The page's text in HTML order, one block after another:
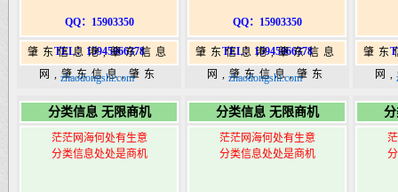
QQ：15903350
TEL：15945066378
肇东信息港,肇东信息
网,肇东信息,肇东
港|www.zhaodongshi.com
zhaodongshi.com
QQ：15903350
TEL：15945066378
肇东信息港,肇东信息
网,肇东信息,肇东
港|www.zhaodongshi.com
zhaodongshi.com
肇东
网
港
分类信息 无限商机
茫茫网海何处有生意
分类信息处处是商机
分类信息 无限商机
茫茫网海何处有生意
分类信息处处是商机